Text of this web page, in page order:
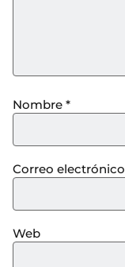
Nombre *
Correo electrónico
Web